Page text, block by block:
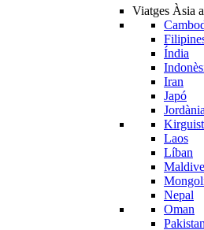
Viatges Àsia
Índia
Iran
Japó
Jordània
Laos
Líban
Nepal
Oman
Pakistan